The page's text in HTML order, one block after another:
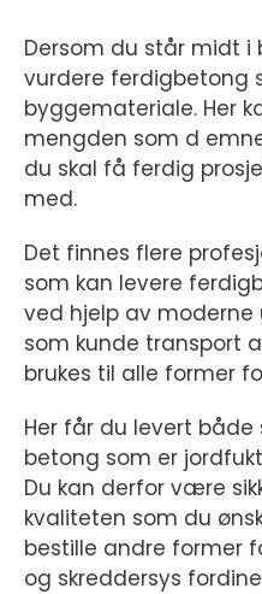
Dersom du står midt i
vurdere ferdigbetong
byggemateriale. Her
mengden som d
du skal få ferdig
med.
Det finnes flere
som kan levere
ved hjelp av moderne
som kunde transport
brukes til alle former
Her får du levert
betong som er
Du kan derfor være
kvaliteten som du
bestille andre former
og skreddersys